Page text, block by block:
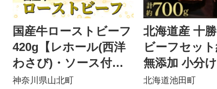
国産牛ローストビーフ
420g【レホール(西洋
わさび)・ソース付
き】
神奈川県山北町
北海道産 十
ビーフセッ
無添加 小分
011-11-1】
北海道池田町